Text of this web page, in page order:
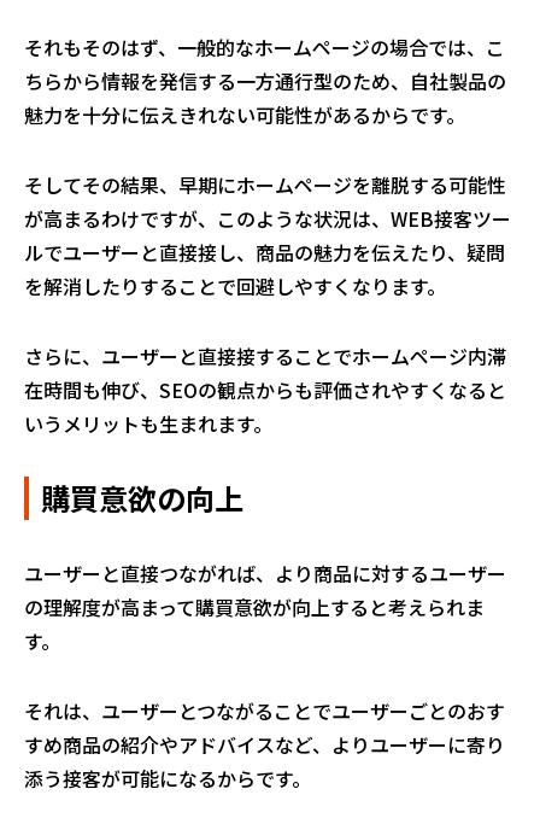
それもそのはず、一般的なホームページの場合では、こ
ちらから情報を発信する一方通行型のため、自社製品の
魅力を十分に伝えきれない可能性があるからです。
そしてその結果、早期にホームページを離脱する可能性
が高まるわけですが、このような状況は、WEB接客ツー
ルでユーザーと直接接し、商品の魅力を伝えたり、疑問
を解消したりすることで回避しやすくなります。
さらに、ユーザーと直接接することでホームページ内滞
在時間も伸び、SEOの観点からも評価されやすくなると
いうメリットも生まれます。
購買意欲の向上
ユーザーと直接つながれば、より商品に対するユーザー
の理解度が高まって購買意欲が向上すると考えられま
す。
それは、ユーザーとつながることでユーザーごとのおす
すめ商品の紹介やアドバイスなど、よりユーザーに寄り
添う接客が可能になるからです。